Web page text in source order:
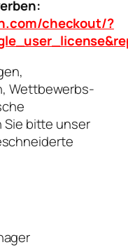
checkout/?
Wettbewerbs-
Sie bitte unser